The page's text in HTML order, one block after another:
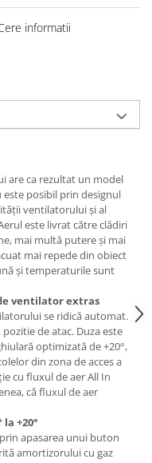
informatii
are ca rezultat un model
posibil prin designul
ventilatorului și al
este livrat către clădiri
mai multă putere și mai
mai repede din obiect
și temperaturile sunt
ventilator extras
se ridică automat.
de atac. Duza este
optimizată de +20°,
din zona de acces a
cu fluxul de aer All In
că fluxul de aer
+20°
apasarea unui buton
amortizorului cu gaz